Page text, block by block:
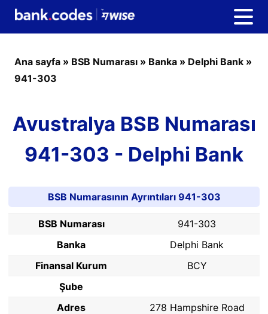
Ana sayfa » BSB Numarası » Banka » Delphi Bank »
941-303
Avustralya BSB Numarası
941-303 - Delphi Bank
BSB Numarasının Ayrıntıları 941-303
BSB Numarası
941-303
Banka
Delphi Bank
Finansal Kurum
BCY
Şube
Adres
278 Hampshire Road